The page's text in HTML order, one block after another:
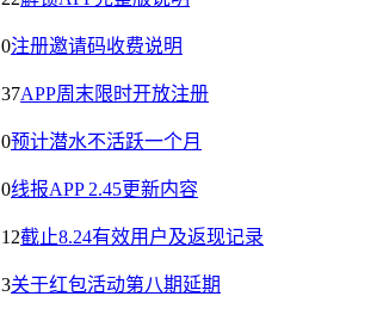
0注册邀请码收费说明
37APP周末限时开放注册
0预计潜水不活跃一个月
0线报APP 2.45更新内容
12截止8.24有效用户及返现记录
3关于红包活动第八期延期